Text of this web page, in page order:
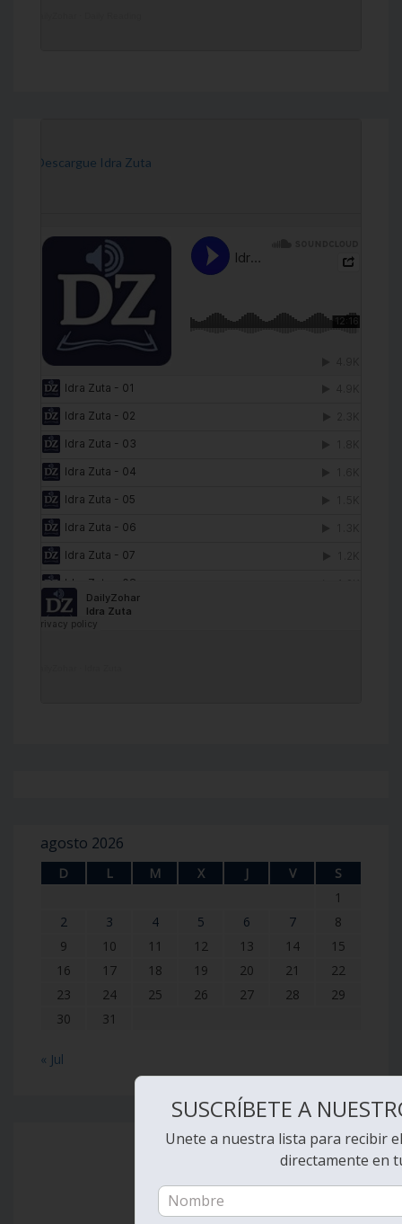
[Descargue Idra Zuta
agosto 2026
D L M X J V
S
1
2
3 4 5 6 7
8
9
10 11 12 13 14
15
16
17 18 19 20 21
22
23
24 25 26 27 28
29
30
31
« Jul
SUSCRÍBETE A
Unete a nuestra lista para recibir
directamente en